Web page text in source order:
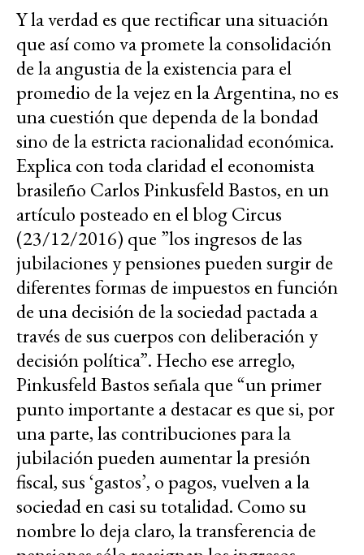
Y la verdad es que rectificar una situación
que así como va promete la consolidación
de la angustia de la existencia para el
promedio de la vejez en la Argentina, no es
una cuestión que dependa de la bondad
sino de la estricta racionalidad económica.
Explica con toda claridad el economista
brasileño Carlos Pinkusfeld Bastos, en un
artículo posteado en el blog Circus
(23/12/2016) que ”los ingresos de las
jubilaciones y pensiones pueden surgir de
diferentes formas de impuestos en función
de una decisión de la sociedad pactada a
través de sus cuerpos con deliberación y
decisión política”. Hecho ese arreglo,
Pinkusfeld Bastos señala que “un primer
punto importante a destacar es que si, por
una parte, las contribuciones para la
jubilación pueden aumentar la presión
fiscal, sus ‘gastos’, o pagos, vuelven a la
sociedad en casi su totalidad. Como su
nombre lo deja claro, la transferencia de